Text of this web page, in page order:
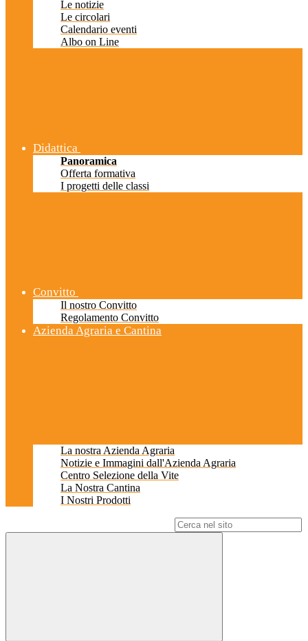
Le notizie
Le circolari
Calendario eventi
Albo on Line
Didattica
Panoramica
Offerta formativa
I progetti delle classi
Convitto
Il nostro Convitto
Regolamento Convitto
Azienda Agraria e Cantina
La nostra Azienda Agraria
Notizie e Immagini dall'Azienda Agraria
Centro Selezione della Vite
La Nostra Cantina
I Nostri Prodotti